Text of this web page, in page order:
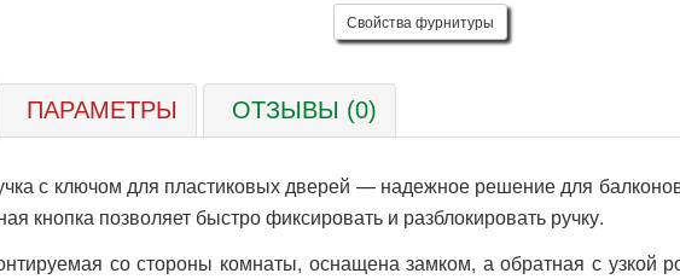
Свойства фурнитуры
ПАРАМЕТРЫ ОТЗЫВЫ (0)
с ключом для пластиковых дверей — надежное решение для
кнопка позволяет быстро фиксировать и разблокировать ручку.
со стороны комнаты, оснащена замком, а обратная с узкой